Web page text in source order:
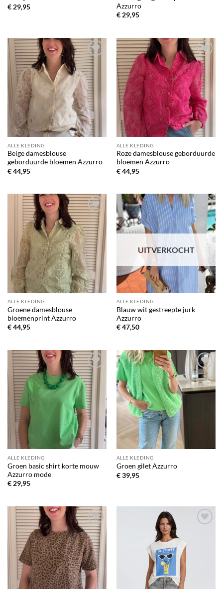
€29,95
Azzurro
€29,95
Toevoegen
aan
verlanglijst
ALLE KLEDING
Beige damesblouse
geborduurde bloemen Azzurro
€44,95
Toevoegen
aan
verlanglijst
ALLE KLEDING
Roze damesblouse geborduurde
bloemen Azzurro
€44,95
Toevoegen
aan
verlanglijst
ALLE KLEDING
Groene damesblouse
bloemenprint Azzurro
€44,95
Toevoegen
aan
verlanglijst
UITVERKOCHT
ALLE KLEDING
Blauw wit gestreepte jurk
Azzurro
€47,50
Toevoegen
aan
verlanglijst
ALLE KLEDING
Groen basic shirt korte mouw
Azzurro mode
€29,95
Toevoegen
aan
verlanglijst
ALLE KLEDING
Groen gilet Azzurro
€39,95
Toevoegen
aan
verlanglijst
verlanglijst